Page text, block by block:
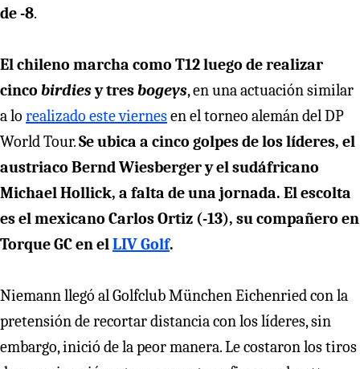
de -8.
El chileno marcha como T12 luego de realizar
cinco birdiesy tresbogeys, en una actuación similar
a lo realizado este viernesen el torneo alemán del DP
World Tour.Se ubica a cinco golpes de los líderes, el
austriaco Bernd Wiesberger y el sudáfricano
Michael Hollick, a falta de una jornada. El escolta
es el mexicano Carlos Ortiz (-13), su compañero en
Torque GC en elLIV Golf.
Niemann llegó al Golfclub München Eichenried con la
pretensión de recortar distancia con los líderes, sin
embargo, inició de la peor manera. Le costaron los tiros